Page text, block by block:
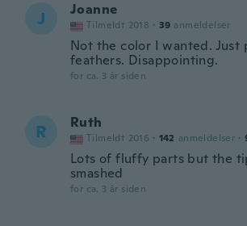
J Joanne
Tilmeldt 2018 · 39 anmeldelser
Not the color I wanted. Just
feathers. Disappointing.
for ca. 3 år siden
R Ruth
Tilmeldt 2016 · 142 anmeldelser ·
Lots of fluffy parts but the
smashed
for ca. 3 år siden